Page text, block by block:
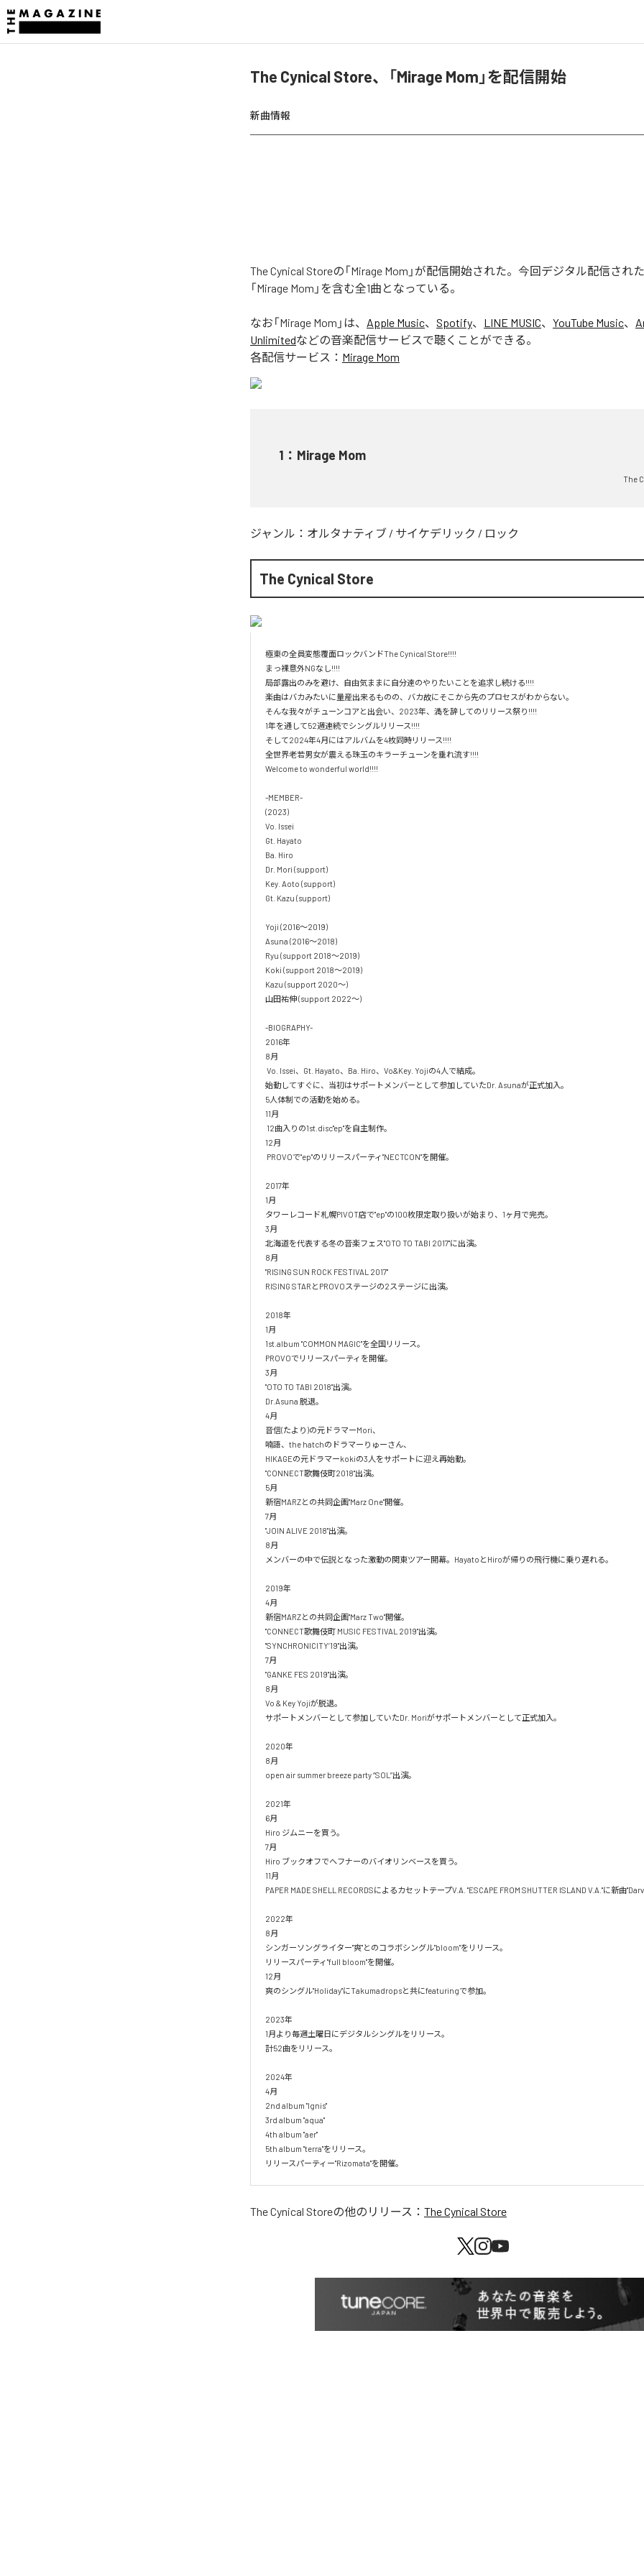
The Cynical Store、「Mirage Mom」を配信開始
新曲情報
The Cynical Storeの「Mirage Mom」が配信開始された。今回デジタル配信され
「Mirage Mom」を含む全1曲となっている。
なお「Mirage Mom 」は、 Apple Music、 Spotify、 LINE MUSIC、 YouTube Music、
Unlimitedなどの音楽配信サービスで聴くことができる。
各配信サービス： Mirage Mom
1 ： Mirage Mom
The
ジャンル： オルタナティブ / サイケデリック / ロック
The Cynical Store
極東の全員変態覆面ロックバンドThe Cynical Store!!!!
まっ裸意外NGなし!!!!
局部露出のみを避け、自由気ままに自分達のやりたいことを追求し続ける!!!!
楽曲はバカみたいに量産出来るものの、バカ故にそこから先のプロセスがわからない。
そんな我々がチューンコアと出会い、2023年、満を辞してのリリース祭り!!!!
1年を通して52週連続でシングルリリース!!!!
そして2024年4月にはアルバムを4枚同時リリース!!!!
全世界老若男女が震える珠玉のキラーチューンを垂れ流す!!!!
Welcome to wonderful world!!!!
-MEMBER-
(2023)
Vo. Issei
Gt. Hayato
Ba. Hiro
Dr. Mori (support)
Key. Aoto (support)
Gt. Kazu (support)
Yoji (2016〜2019)
Asuna (2016〜2018)
Ryu (support 2018〜2019)
Koki (support 2018〜2019)
Kazu (support 2020〜)
山田祐伸 (support 2022〜)
-BIOGRAPHY-
2016年
8月
始動してすぐに、当初はサポートメンバーとして参加していたDr. Asunaが正式加入。
5人体制での活動を始める。
11月
12月
2017年
1月
タワーレコード札幌PIVOT店で"ep"の100枚限定取り扱いが始まり、1ヶ月で完売。
3月
北海道を代表する冬の音楽フェス"OTO TO TABI 2017"に出演。
8月
"RISING SUN ROCK FESTIVAL 2017"
RISING STARとPROVOステージの2ステージに出演。
2018年
1月
1st.album "COMMON MAGIC"を全国リリース。
PROVOでリリースパーティを開催。
3月
"OTO TO TABI 2018"出演。
Dr.Asuna 脱退。
4月
音信(たより)の元ドラマーMori、
喃語、the hatchのドラマーりゅーさん、
HIKAGEの元ドラマーkokiの3人をサポートに迎え再始動。
"CONNECT歌舞伎町2018"出演。
5月
新宿MARZとの共同企画"Marz One"開催。
7月
"JOIN ALIVE 2018"出演。
8月
メンバーの中で伝説となった激動の関東ツアー開幕。HayatoとHiroが帰りの飛行機に乗り遅れる。
2019年
4月
新宿MARZとの共同企画"Marz Two"開催。
"CONNECT歌舞伎町 MUSIC FESTIVAL 2019"出演。
"SYNCHRONICITY’19"出演。
7月
"GANKE FES 2019"出演。
8月
Vo & Key Yojiが脱退。
サポートメンバーとして参加していたDr. Moriがサポートメンバーとして正式加入。
2020年
8月
open air summer breeze party “SOL”出演。
2021年
6月
Hiro ジムニーを買う。
7月
Hiro ブックオフでヘフナーのバイオリンベースを買う。
11月
PAPER MADE SHELL RECORDSによるカセットテープV.A. "ESCAPE FROM SHUTTER ISLAND V.A."に新曲
2022年
8月
シンガーソングライター"爽"とのコラボシングル"bloom"をリリース。
リリースパーティ"full bloom"を開催。
12月
爽のシングル"Holiday"にTakumadropsと共にfeaturingで参加。
2023年
1月より毎週土曜日にデジタルシングルをリリース。
計52曲をリリース。
2024年
4月
2nd album "Ignis"
3rd album "aqua"
4th album "aer"
5th album "terra"をリリース。
リリースパーティー"Rizomata"を開催。
The Cynical Storeの他のリリース： The Cynical Store